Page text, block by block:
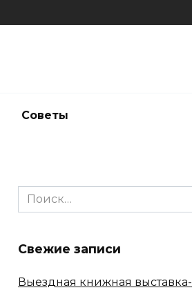
Советы
Search
for:
Свежие записи
Выездная книжная выставка-